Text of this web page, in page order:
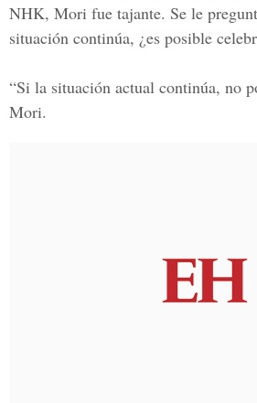
NHK, Mori fue tajante. Se le
situación continúa, ¿es posible
“Si la situación actual continúa, no
Mori.